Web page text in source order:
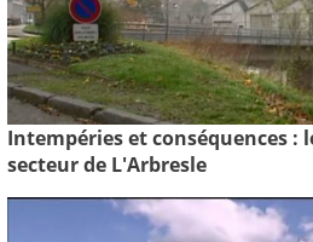
Intempéries et conséquences :
secteur de L'Arbresle